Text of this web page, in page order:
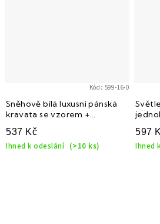
Sněhově bílá luxusní pánská
kravata se vzorem +
kapesníček do saka
537 Kč
Ihned k odeslání (>10 ks)
Kód: 599-16-0
597
Ihned